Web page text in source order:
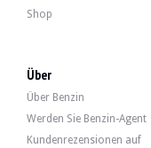
Dieser Porsche 911 Typ
Lien der Historiker :
Shop
Über
Über Benzin
Werden Sie Benzin-Agent
Kundenrezensionen auf